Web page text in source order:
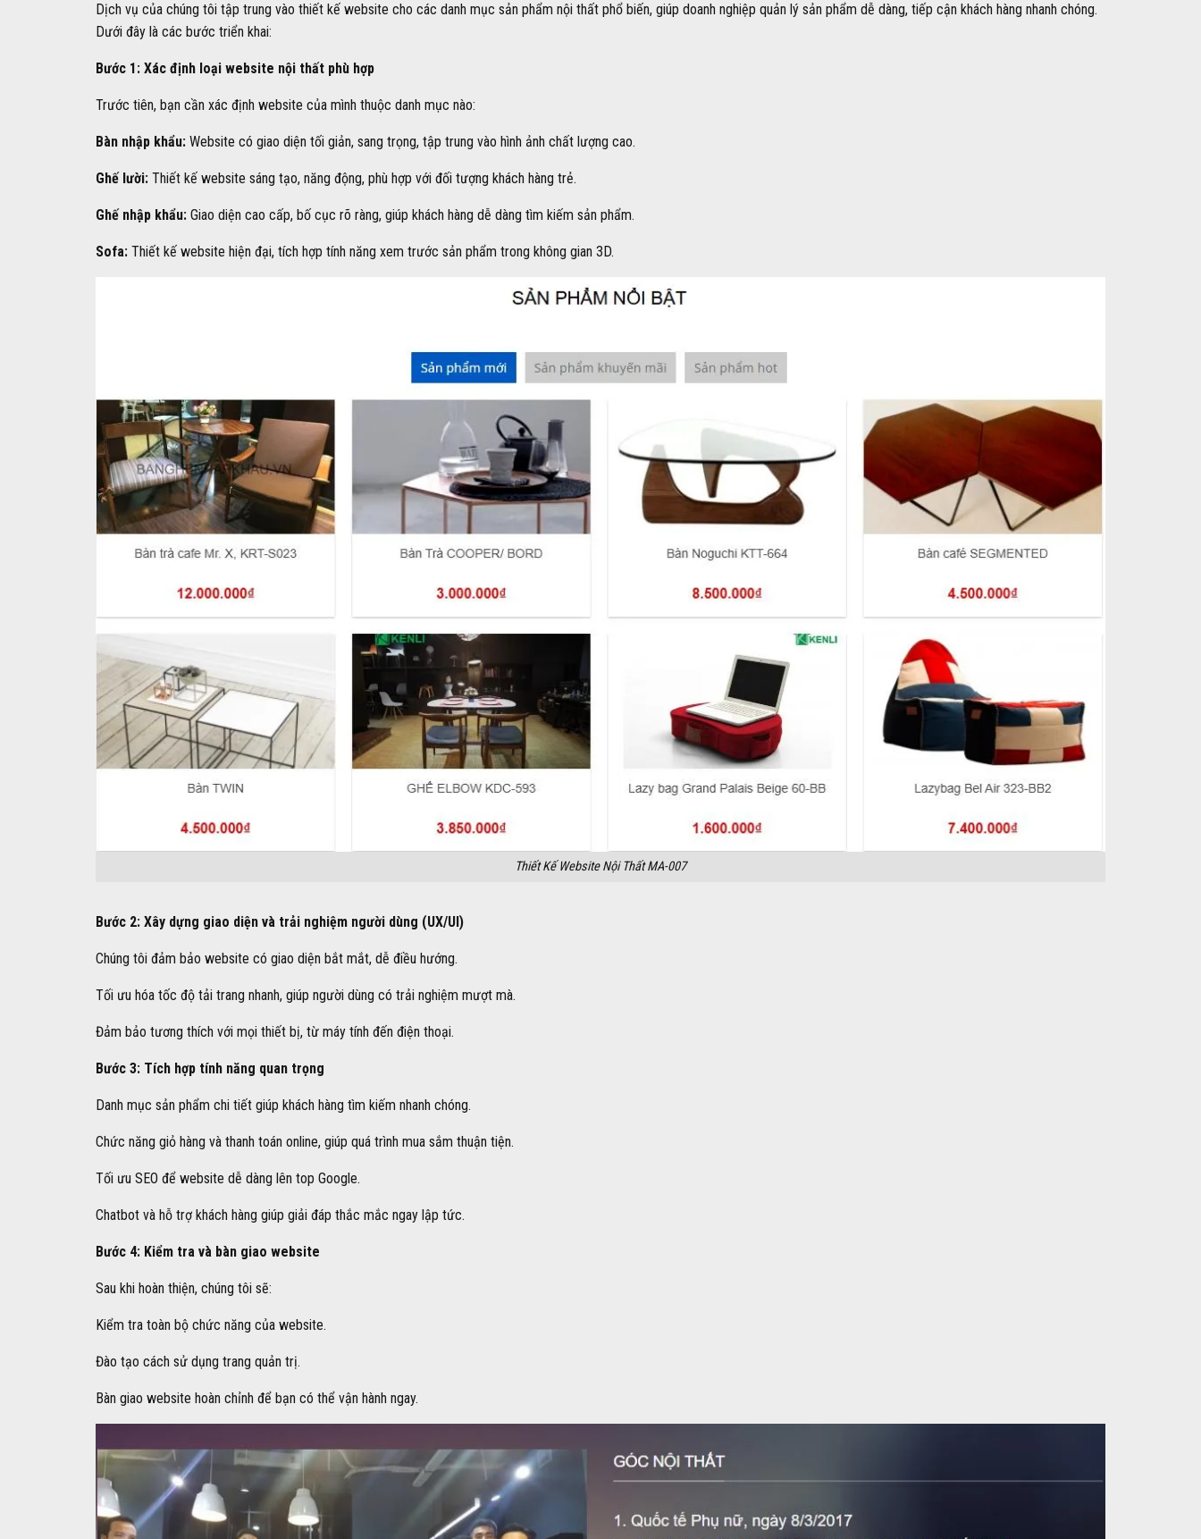
Dịch vụ của chúng tôi tập trung vào thiết kế website cho các danh mục sản phẩm nội thất phổ biến, giúp doanh nghiệp quản lý sản phẩm dễ dàng, tiếp cận khách hàng nhanh chóng.
Dưới đây là các bước triển khai:
Bước 1: Xác định loại website nội thất phù hợp
Trước tiên, bạn cần xác định website của mình thuộc danh mục nào:
Bàn nhập khẩu: Website có giao diện tối giản, sang trọng, tập trung vào hình ảnh chất lượng cao.
Ghế lười: Thiết kế website sáng tạo, năng động, phù hợp với đối tượng khách hàng trẻ.
Ghế nhập khẩu: Giao diện cao cấp, bố cục rõ ràng, giúp khách hàng dễ dàng tìm kiếm sản phẩm.
Sofa: Thiết kế website hiện đại, tích hợp tính năng xem trước sản phẩm trong không gian 3D.
Thiết Kế Website Nội Thất MA-007
Bước 2: Xây dựng giao diện và trải nghiệm người dùng (UX/UI)
Chúng tôi đảm bảo website có giao diện bắt mắt, dễ điều hướng.
Tối ưu hóa tốc độ tải trang nhanh, giúp người dùng có trải nghiệm mượt mà.
Đảm bảo tương thích với mọi thiết bị, từ máy tính đến điện thoại.
Bước 3: Tích hợp tính năng quan trọng
Danh mục sản phẩm chi tiết giúp khách hàng tìm kiếm nhanh chóng.
Chức năng giỏ hàng và thanh toán online, giúp quá trình mua sắm thuận tiện.
Tối ưu SEO để website dễ dàng lên top Google.
Chatbot và hỗ trợ khách hàng giúp giải đáp thắc mắc ngay lập tức.
Bước 4: Kiểm tra và bàn giao website
Sau khi hoàn thiện, chúng tôi sẽ:
Kiểm tra toàn bộ chức năng của website.
Đào tạo cách sử dụng trang quản trị.
Bàn giao website hoàn chỉnh để bạn có thể vận hành ngay.